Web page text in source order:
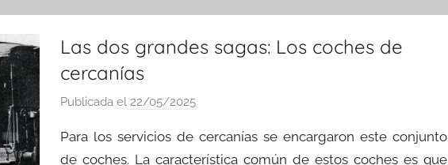
Las dos grandes sagas: Los coches de
cercanías
Publicada el 22/05/2025p
r
Para los servicios de cercanías se encargaron este conjunto
de coches. La característica común de estos coches es que